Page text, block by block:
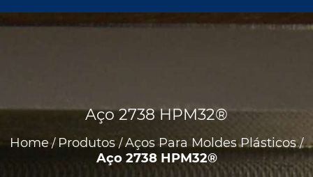
Home/ Produtos/Aços Para Moldes Plásticos/
Aço 2738 HPM32®
Aço 2738 HPM32®